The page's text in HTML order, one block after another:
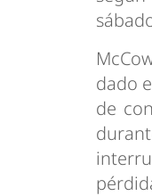
dado
de